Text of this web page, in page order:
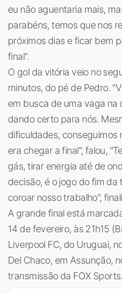
eu não aguentaria mais,
parabéns, temos que nos
próximos dias e ficar bem
final".
O gol da vitória veio no
minutos, do pé de Pedro.
em busca de uma vaga na
dando certo para nós.
dificuldades, conseguimos
era chegar a final", falou,
gás, tirar energia até de
decisão, é o jogo do fim
coroar nosso trabalho",
A grande final está
14 de fevereiro, às 21h15
Liverpool FC, do Uruguai,
Del Chaco, em Assunção,
transmissão da FOX Sports.